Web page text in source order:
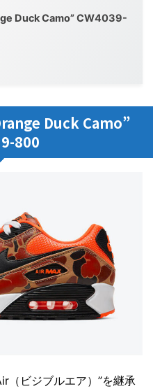
Duck Camo” CW4039-
Duck Camo”
800
（ビジブルエア）”を継承